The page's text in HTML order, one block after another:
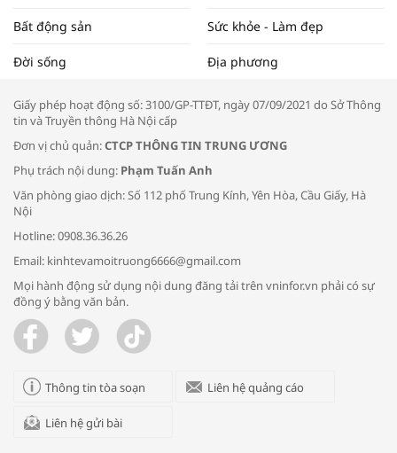
Tọa đàm “Xúc tiến thương mại: Khơi
thông đầu ra cho sản phẩm OCOP”
Bác sĩ tư vấn cách phòng tránh bệnh
đường hô hấp trong thời tiết giao mùa
Trao yêu thương cho em
Bất động sản Sức khỏe - Làm đẹp
Đời sống Địa phương
Giấy phép hoạt động số: 3100/GP-TTĐT, ngày 07/09/2021 do Sở Thông
tin và Truyền thông Hà Nội cấp
Đơn vị chủ quản:CTCP THÔNG TIN TRUNG ƯƠNG
Phụ trách nội dung: Phạm Tuấn Anh
Văn phòng giao dịch: Số 112 phố Trung Kính, Yên Hòa, Cầu Giấy, Hà
Nội
Hotline: 0908.36.36.26
Email: kinhtevamoitruong6666@gmail.com
Mọi hành động sử dụng nội dung đăng tải trên vninfor.vn phải có sự
đồng ý bằng văn bản.
Thông tin tòa soạn Liên hệ quảng cáo
Liên hệ gửi bài